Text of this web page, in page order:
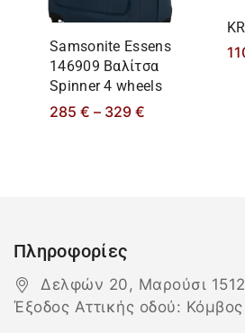
Samsonite Essens
146909 Βαλίτσα
Spinner 4 wheels
285 € – 329 €
Πληροφορίες
Δελφών 20, Μαρούσι
Έξοδος Αττικής οδού: Κόμβος